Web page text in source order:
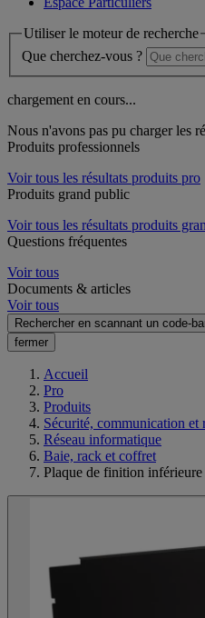
Utiliser le moteur de recherche
Que cherchez-vous ?
chargement en cours...
Nous n'avons pas pu charger les
Produits professionnels
Voir tous les résultats produits pro
Produits grand public
Voir tous les résultats produits
Questions fréquentes
Voir tous
Documents & articles
Voir tous
Rechercher en scannant un code-
fermer
Accueil
Pro
Produits
Sécurité, communication et
Réseau informatique
Baie, rack et coffret
Plaque de finition